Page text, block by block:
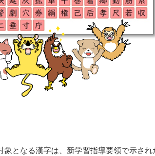
となる漢字は、新学習指導要領で示され